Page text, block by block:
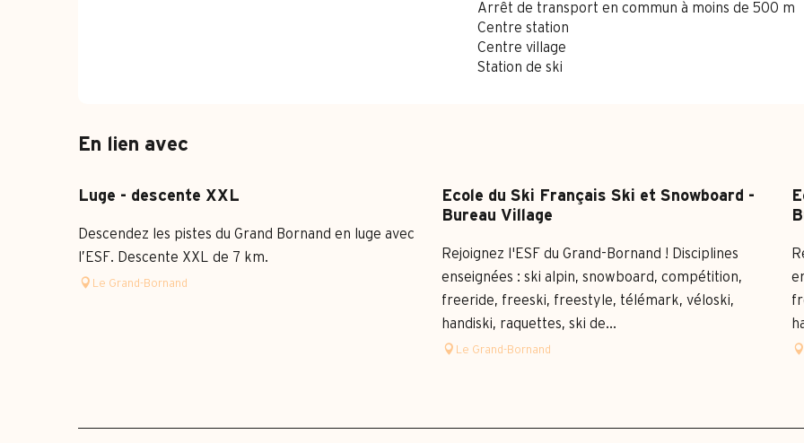
Arrêt de transport en commun à moins de 500 m
Centre station
Centre village
Station de ski
En lien avec
Luge - descente XXL
Descendez les pistes du Grand Bornand en luge avec
l’ESF. Descente XXL de 7 km.
Le Grand-Bornand
Ecole du Ski Français Ski et Snowboard -
Bureau Village
Rejoignez l'ESF du Grand-Bornand ! Disciplines
enseignées : ski alpin, snowboard, compétition,
freeride, freeski, freestyle, télémark, véloski,
handiski, raquettes, ski de...
Le Grand-Bornand